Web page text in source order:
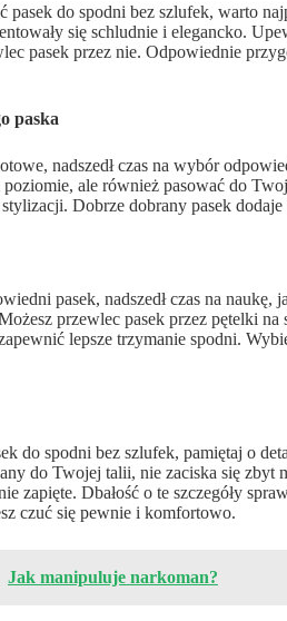
pasek do spodni bez szlufek, warto
się schludnie i elegancko.
pasek przez nie. Odpowiednie
paska
nadszedł czas na wybór
poziomie, ale również pasować do
Dobrze dobrany pasek
pasek, nadszedł czas na
przewlec pasek przez pętelki
lepsze trzymanie spodni.
do spodni bez szlufek, pamiętaj o
do Twojej talii, nie zaciska się
zapięte. Dbałość o te szczegóły
czuć się pewnie i komfortowo.
Jak manipuluje narkoman?